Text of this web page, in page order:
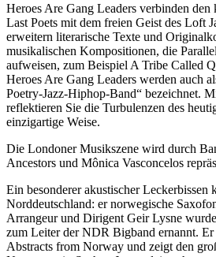
Heroes Are Gang Leaders verbinden
Last Poets mit dem freien Geist des Loft
erweitern literarische Texte und
musikalischen Kompositionen, die
aufweisen, zum Beispiel A Tribe Called
Heroes Are Gang Leaders werden auch
Poetry-Jazz-Hiphop-Band“ bezeichnet.
reflektieren Sie die Turbulenzen des
einzigartige Weise.
Die Londoner Musikszene wird durch
Ancestors und Mônica Vasconcelos
Ein besonderer akustischer Leckerbissen
Norddeutschland: er norwegische
Arrangeur und Dirigent Geir Lysne
zum Leiter der NDR Bigband ernannt. Er
Abstracts from Norway und zeigt den